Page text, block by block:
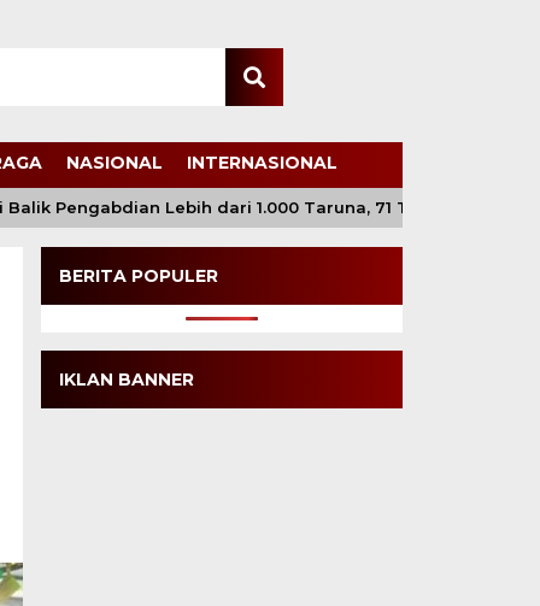
NASIONAL INTERNASIONAL
Pengabdian Lebih dari 1.000 Taruna, 71 Taruni Akpol
BERITA POPULER
IKLAN BANNER